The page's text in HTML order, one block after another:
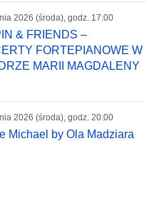
2026 (środa), godz. 17:00
& FRIENDS –
FORTEPIANOWE W
MARII MAGDALENY
2026 (środa), godz. 20:00
Michael by Ola Madziara